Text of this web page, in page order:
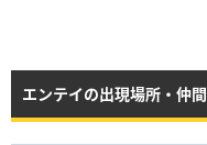
エンテイの出現場所・仲